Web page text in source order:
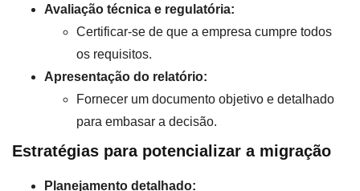
Avaliação técnica e regulatória:
Certificar-se de que a empresa cumpre todos
os requisitos.
Apresentação do relatório:
Fornecer um documento objetivo e detalhado
para embasar a decisão.
Estratégias para potencializar a migração
Planejamento detalhado: